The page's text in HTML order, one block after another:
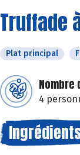
Truffade
Plat principal
Nombre
4